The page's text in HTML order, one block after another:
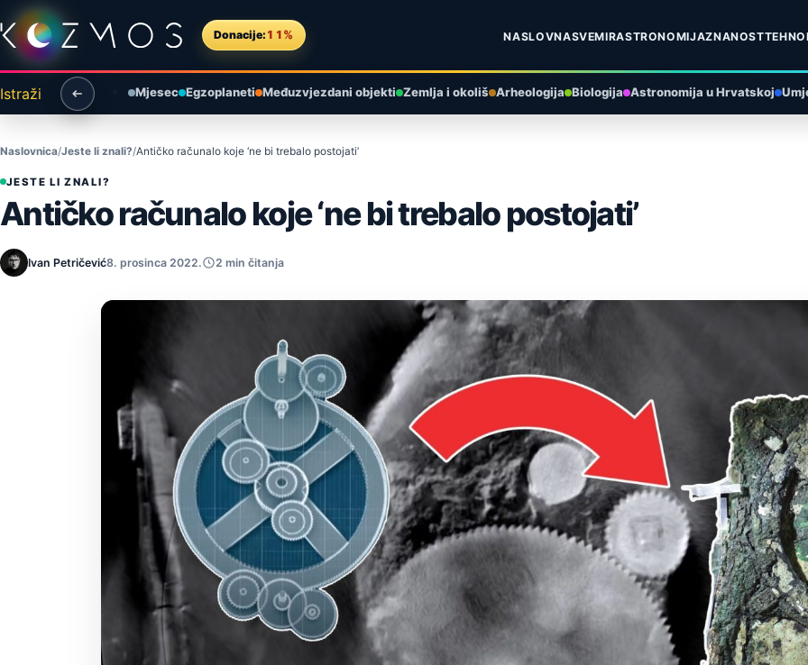
Preskoči na sadržaj
Donacije: 11% NASLOVNASVEMIRASTRONOMIJAZNANOST
Istraži Mjesec Egzoplaneti Međuzvjezdani objekti Zemlja i okoliš Arheologija Biologija Astronomija u Hrvatskoj
Naslovnica Jeste li znali? Antičko računalo koje ‘ne bi trebalo postojati’
JESTE LI ZNALI?
Antičko računalo koje ‘ne bi trebalo postojati’
Ivan Petričević8. prosinca 2022. 2 min čitanja